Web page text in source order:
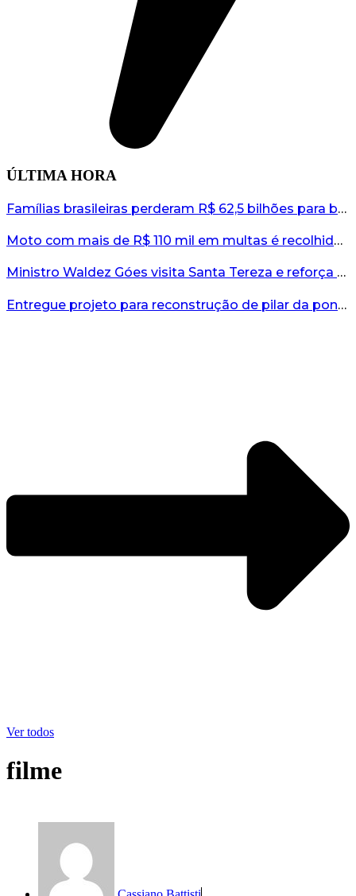
ÚLTIMA HORA
Famílias brasileiras perderam R$ 62,5 bilhões para bets em 2025, diz estudo...
Moto com mais de R$ 110 mil em multas é recolhida no interior do RS...
Ministro Waldez Góes visita Santa Tereza e reforça apoio federal à reconstrução do município...
Entregue projeto para reconstrução de pilar da ponte entre Encantado e Muçum...
Ver todos
filme